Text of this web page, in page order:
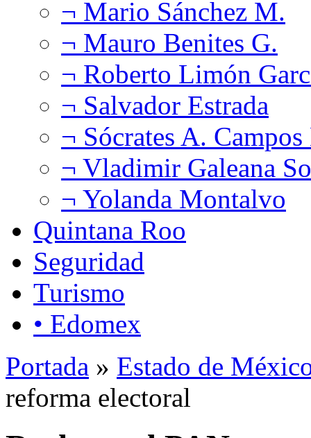
¬ Mario Sánchez M.
¬ Mauro Benites G.
¬ Roberto Limón
¬ Salvador Estrada
¬ Sócrates A.
¬ Vladimir Galeana
¬ Yolanda Montalvo
Quintana Roo
Seguridad
Turismo
• Edomex
Portada » Estado de
reforma electoral